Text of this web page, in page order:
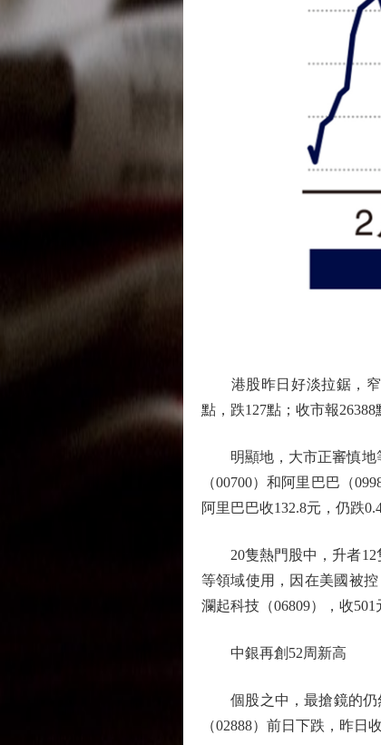
港股昨日好淡拉鋸，窄
點，跌127點；收市報26388
明顯地，大市正審慎地等
（00700）和阿里巴巴（
阿里巴巴收132.8元，仍跌
20隻熱門股中，升者12
等領域使用，因在美國被
瀾起科技（06809），收
中銀再創52周新高
個股之中，最搶鏡的仍然
（02888）前日下跌，昨日